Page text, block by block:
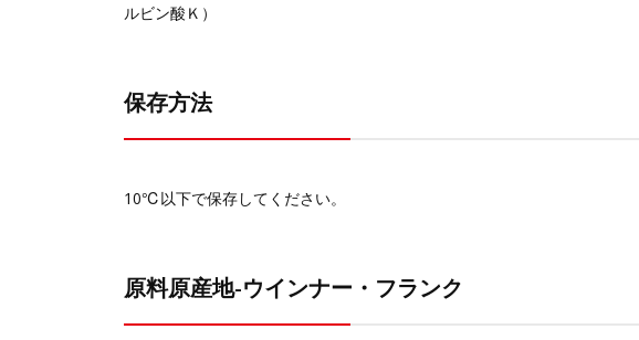
ルビン酸Ｋ）
保存方法
10℃以下で保存してください。
原料原産地-ウインナー・フランク